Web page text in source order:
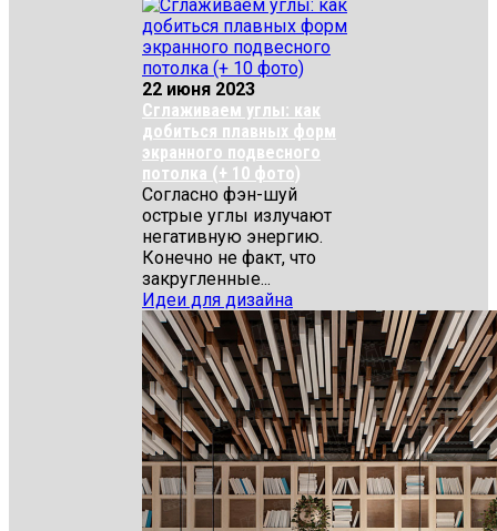
22 июня 2023
Сглаживаем углы: как
добиться плавных форм
экранного подвесного
потолка (+ 10 фото)
Согласно фэн-шуй
острые углы излучают
негативную энергию.
Конечно не факт, что
закругленные...
Идеи для дизайна